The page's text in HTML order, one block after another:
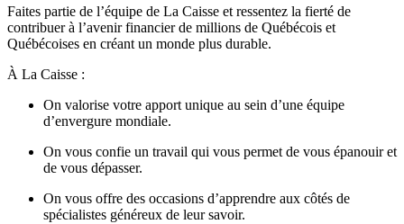
Faites partie de l’équipe de La Caisse et ressentez la fierté de
contribuer à l’avenir financier de millions de Québécois et
Québécoises en créant un monde plus durable.
À La Caisse :
On valorise votre apport unique au sein d’une équipe
d’envergure mondiale.
On vous confie un travail qui vous permet de vous épanouir et
de vous dépasser.
On vous offre des occasions d’apprendre aux côtés de
spécialistes généreux de leur savoir.